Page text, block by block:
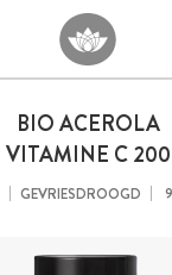
BIO ACEROLA
VITAMINE C 200
GEVRIESDROOGD